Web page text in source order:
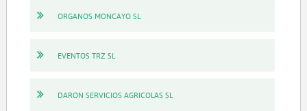
ORGANOS MONCAYO SL
EVENTOS TRZ SL
DARON SERVICIOS AGRICOLAS SL